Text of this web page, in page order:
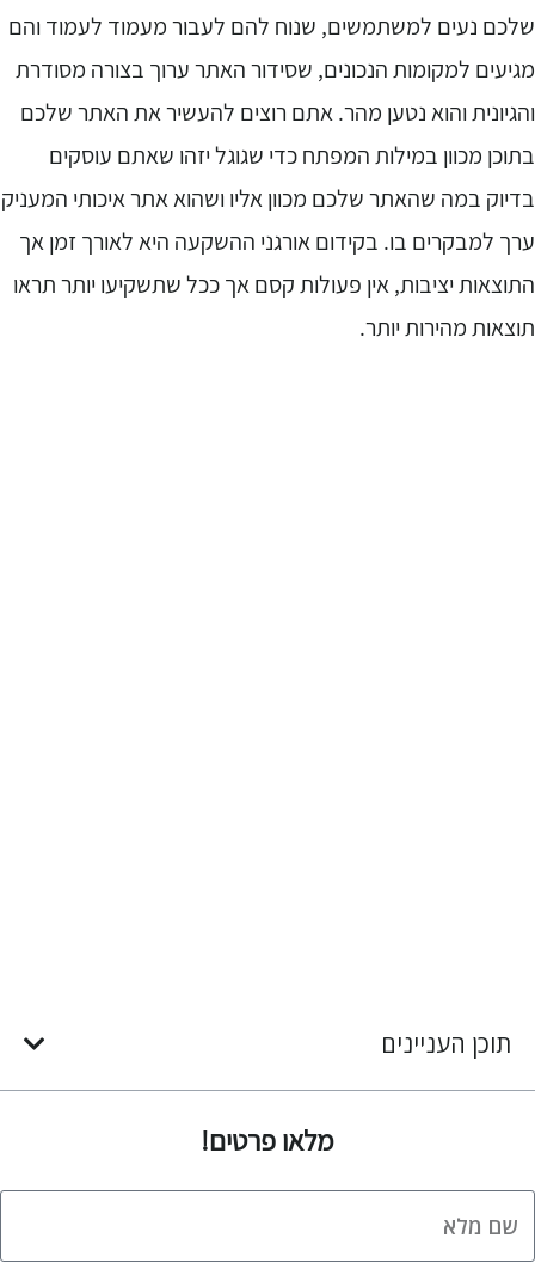
נעים למשתמשים, שנוח להם לעבור מעמוד לעמוד והם
למקומות הנכונים, שסידור האתר ערוך בצורה מסודרת
והוא נטען מהר. אתם רוצים להעשיר את האתר שלכם
מכוון במילות המפתח כדי שגוגל יזהו שאתם עוסקים
במה שהאתר שלכם מכוון אליו ושהוא אתר איכותי המעניק
למבקרים בו. בקידום אורגני ההשקעה היא לאורך זמן אך
יציבות, אין פעולות קסם אך ככל שתשקיעו יותר תראו
מהירות יותר.
תוכן העניינים
מלאו פרטים!